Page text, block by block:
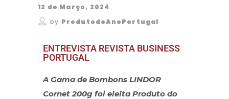
12 de Março, 2024
by ProdutodoAnoPortugal
ENTREVISTA REVISTA BUSINESS
PORTUGAL
A Gama de Bombons LINDOR
Cornet 200g foi eleita Produto do